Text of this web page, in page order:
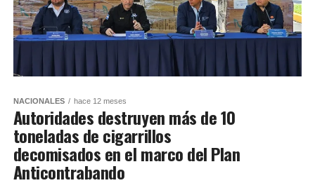
NACIONALES hace 12 meses
Autoridades destruyen más de 10
toneladas de cigarrillos
decomisados en el marco del Plan
Anticontrabando